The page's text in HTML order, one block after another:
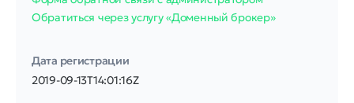
Обратиться через услугу «Доменный брокер»
Дата регистрации
2019-09-13T14:01:16Z